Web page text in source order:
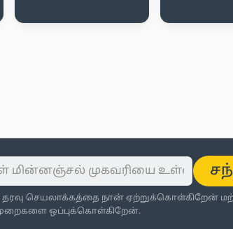
தரவு செயலாக்கத்தை நான் ஏற்றுக்கொள்கிறேன்
ஒப்புக்கொள்கிறேன்.